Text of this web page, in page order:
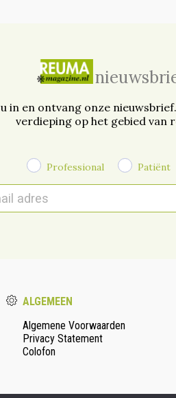
in en ontvang onze
verdieping op het gebied van
Professional Patiënt
ALGEMEEN
Algemene Voorwaarden
Privacy Statement
Colofon